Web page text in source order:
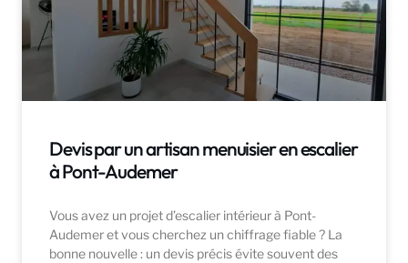
Devis par un artisan menuisier en escalier
à Pont-Audemer
Vous avez un projet d’escalier intérieur à Pont-
Audemer et vous cherchez un chiffrage fiable ? La
bonne nouvelle : un devis précis évite souvent des